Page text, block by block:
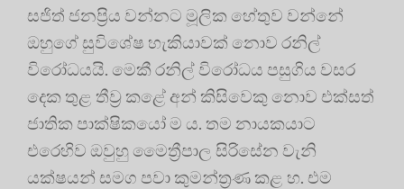
සජිත් ජනප්‍රිය වන්නට මූලික හේතුව වන්නේ
ඔහුගේ සුවිශේෂ හැකියාවක් නොව රනිල්
විරෝධයයි. මෙකී රනිල් විරෝධය පසුගිය වසර
දෙක තුළ තීව්‍ර කළේ අන් කිසිවෙකු නොව එක්සත්
ජාතික පාක්ෂිකයෝ ම ය. තම නායකයාට
එරෙහිව ඔවුහු මෛත්‍රීපාල සිරිසේන වැනි
යක්ෂයන් සමග පවා කුමන්ත්‍රණ කළ හ. එම